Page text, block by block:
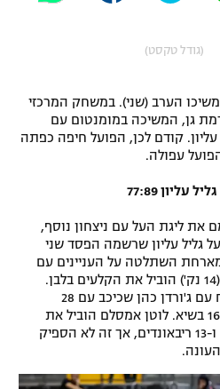
עסק
(גודל טקסט)
הערב (שני). במשחק המרכזי
גן, המשיכה במומנטום עם
עליון. קודם לכן, הפועל חיפה כפתה
עפולה.
77:89
ליגת העל עם ניצחון נוסף,
גליל עליון שרשמה הפסד שני
השתלטה על העניינים עם
יתרון 15:22 כשקנדל מקולום (14 נק') הוביל את הקלעים בלבן.
במחצית השנייה ההפרש צמח עם ג'ורדן כהן שכיכב עם 28
נקודות וההפרש כבר צמח ל-16 בשיא. לוטן אמסלם הוביל את
קלעי האורחת עם 20 נקודות ו-13 ריבאונדים, אך זה לא הספיק